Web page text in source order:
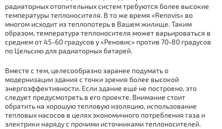
радиаторных отопительных систем требуются более высокие
температуры теплоносителя. В то же время «Renovis» во
многом исходит из теплопотерь в Вашем жилище. Таким
образом, температура теплоносителя может варьироваться в
среднем от 45-60 градусов у «Реновис» против 70-80 градусов
по Цельсию для радиаторных батарей.
Вместе с тем, целесообразно заранее подумать о
модернизации здания с точки зрения более высокой
энергоэффективности. Если здание ещё не построено, это
следует предусмотреть в его проекте. Внимание стоит
обратить на хорошую тепловую изоляцию, использование
тепловых насосов в целях экономичного потребления газа и
электрики наряду с прочими источниками теплоносителей.